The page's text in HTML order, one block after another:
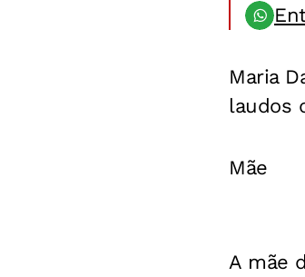
Maria
laudos
Mãe
A mãe